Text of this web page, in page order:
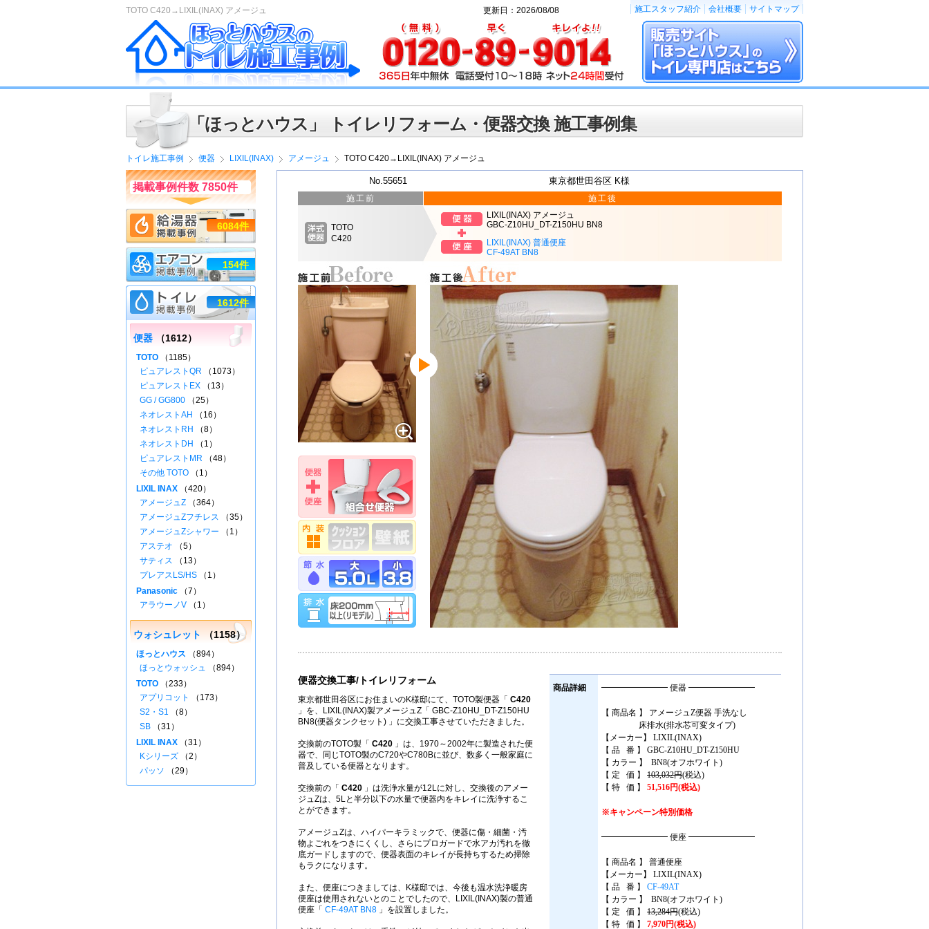
TOTO C420→LIXIL(INAX) アメージュ
「ほっとハウス」 トイレリフォーム・便器交換 施工事例集
トイレ施工事例 便器 LIXIL(INAX) アメージュ TOTO C420→LIXIL(INAX) アメージュ
No.55651 東京都世田谷区 K様
施工前
TOTO
C420
施工後
LIXIL(INAX) アメージュ
GBC-Z10HU_DT-Z150HU BN8
LIXIL(INAX) 普通便座
CF-49AT BN8
便器交換工事/トイレリフォーム
東京都世田谷区にお住まいのK様邸にて、TOTO製便器「 C420
」を、LIXIL(INAX)製アメージュZ「 GBC-Z10HU_DT-Z150HU
BN8(便器タンクセット) 」に交換工事させていただきました。
交換前のTOTO製「 C420 」は、1970～2002年に製造された便
器で、同じTOTO製のC720やC780Bに並び、数多く一般家庭に
普及している便器となります。
交換前の「 C420 」は洗浄水量が12Lに対し、交換後のアメー
ジュZは、5Lと半分以下の水量で便器内をキレイに洗浄するこ
とができます。
アメージュZは、ハイパーキラミックで、便器に傷・細菌・汚
物よごれをつきにくくし、さらにプロガードで水アカ汚れを徹
底ガードしますので、便器表面のキレイが長持ちするため掃除
もラクになります。
また、便座につきましては、K様邸では、今後も温水洗浄暖房
便座は使用されないとのことでしたので、LIXIL(INAX)製の普通
便座「 CF-49AT BN8 」を設置しました。
商品詳細 ━━━━━━━━ 便器 ━━━━━━━━
【 商品名 】 アメージュZ便器 手洗なし
床排水(排水芯可変タイプ)
【メーカー】 LIXIL(INAX)
【 品 番 】 GBC-Z10HU_DT-Z150HU
【 カラー 】 BN8(オフホワイト)
【 定 価 】 103,032円(税込)
【 特 価 】 51,516円(税込)
※キャンペーン特別価格
━━━━━━━━ 便座 ━━━━━━━━
【 商品名 】 普通便座
【メーカー】 LIXIL(INAX)
【 品 番 】 CF-49AT
【 カラー 】 BN8(オフホワイト)
【 定 価 】 13,284円(税込)
【 特 価 】 7,970円(税込)
掲載事例件数 7850件
6084件
154件
1612件
便器 （1612）
TOTO （1185）
ピュアレストQR （1073）
ピュアレストEX （13）
GG / GG800 （25）
ネオレストAH
（16）
ネオレストRH
（8）
ネオレストDH
（1）
ピュアレストMR （48）
その他 TOTO （1）
LIXIL INAX （420）
アメージュZ （364）
アメージュZフチレス （35）
アメージュZシャワー （1）
アステオ （5）
サティス （13）
プレアスLS/HS （1）
Panasonic （7）
アラウーノV （1）
ウォシュレット （1158）
ほっとハウス （894）
ほっとウォッシュ （894）
TOTO （233）
アプリコット
（173）
S2・S1 （8）
SB （31）
LIXIL INAX （31）
Kシリーズ （2）
パッソ （29）
更新日：2026/08/08 施工スタッフ紹介 会社概要 サイトマップ